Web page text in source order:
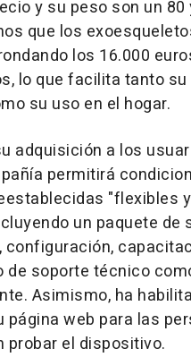
y su peso son un 80
que los
los 16.000
lo que facilita tanto su
su uso en el hogar.
adquisición a los
permitirá
"flexibles y
un paquete de
configuración,
de soporte técnico
Asimismo, ha
página web para las
probar el dispositivo.